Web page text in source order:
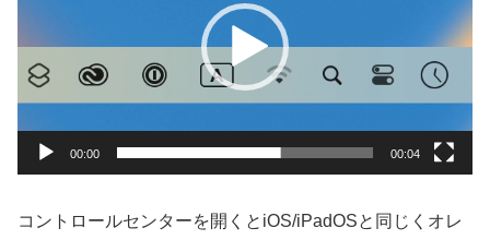
ヤ
00:00 00:04
コントロールセンターを開くとiOS/iPadOSと同じくオレ